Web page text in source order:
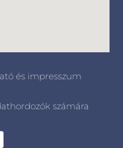
és impresszum
számára